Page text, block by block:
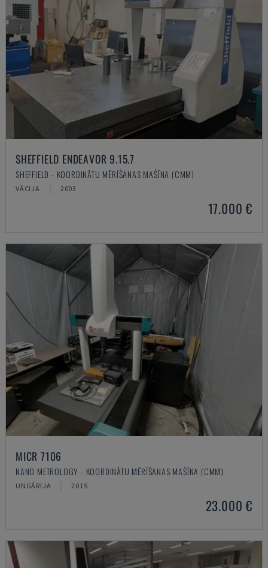
SHEFFIELD ENDEAVOR 9.15.7
SHEFFIELD - KOORDINĀTU MĒRĪŠANAS MAŠĪNA (CMM)
VĀCIJA 2003
17.000 €
MICR 7106
NANO METROLOGY - KOORDINĀTU MĒRĪŠANAS MAŠĪNA (CMM)
UNGĀRIJA 2015
23.000 €